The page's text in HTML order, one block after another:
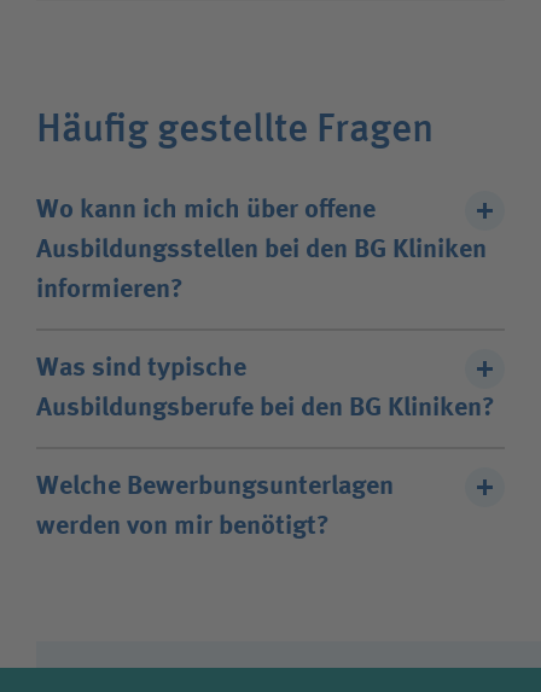
Häufig gestellte Fragen
Wo kann ich mich über offene
Ausbildungsstellen bei den BG Kliniken
informieren?
Hier finden Sie alleoffenen Ausbildungsstellen
bei den BG Kliniken
. Die Ausbildungsstellen
können Sie nach dem gewünschten
Was sind typische
Ausbildungsberufe bei den BG Kliniken?
Dazu zählen klassische medizinische Berufe wie
Gesundheits- und Krankenpflege, medizinisch-
oder operationstechnische Assistenz oder
Welche Bewerbungsunterlagen
werden von mir benötigt?